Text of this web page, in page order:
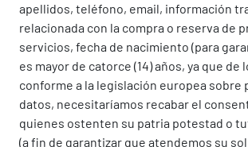
apellidos, teléfono, email, información
relacionada con la compra o reserva de
servicios, fecha de nacimiento (para
es mayor de catorce (14) años, ya que de
conforme a la legislación europea sobre
datos, necesitaríamos recabar el
quienes ostenten su patria potestad o
(a fin de garantizar que atendemos su